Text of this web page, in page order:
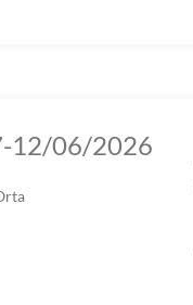
12/06/2026